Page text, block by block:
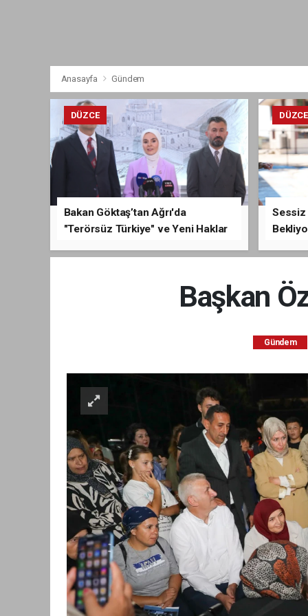
Anasayfa Gündem
DÜZCE
Bakan Göktaş’tan Ağrı'da
"Terörsüz Türkiye" ve Yeni Haklar
DÜZCE
Sessiz
Başkan
Gündem